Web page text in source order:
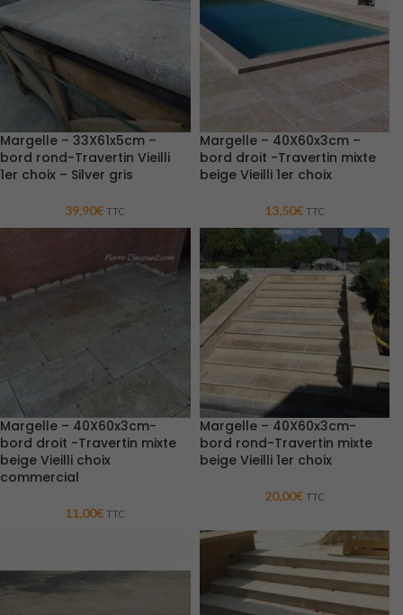
Margelle – 33X61x5cm –
bord rond-Travertin Vieilli
1er choix – Silver gris
39,90€ TTC
Margelle – 40X60x3cm –
bord droit -Travertin mixte
beige Vieilli 1er choix
13,50€ TTC
Margelle – 40X60x3cm-
bord droit -Travertin mixte
beige Vieilli choix
commercial
11,00€ TTC
Margelle – 40X60x3cm-
bord rond-Travertin mixte
beige Vieilli 1er choix
20,00€ TTC